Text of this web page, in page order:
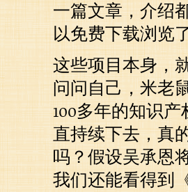
一篇文章，介绍
以免费下载浏览了
这些项目本身，
问问自己，米老
100多年的知识
直持续下去，真
吗？假设吴承恩
我们还能看得到